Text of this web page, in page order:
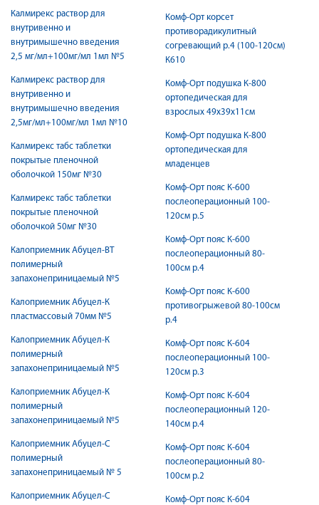
Калмирекс раствор для
внутривенно и
внутримышечно введения
2,5 мг/мл+100мг/мл 1мл №5
Калмирекс раствор для
внутривенно и
внутримышечно введения
2,5мг/мл+100мг/мл 1мл №10
Калмирекс табс таблетки
покрытые пленочной
оболочкой 150мг №30
Калмирекс табс таблетки
покрытые пленочной
оболочкой 50мг №30
Калоприемник Абуцел-ВТ
полимерный
запахонеприницаемый №5
Калоприемник Абуцел-К
пластмассовый 70мм №5
Калоприемник Абуцел-К
полимерный
запахонеприницаемый №5
Калоприемник Абуцел-К
полимерный
запахонеприницаемый №5
Калоприемник Абуцел-С
полимерный
запахонеприницаемый № 5
Калоприемник Абуцел-С
Комф-Орт корсет
противорадикулитный
согревающий р.4 (100-120см)
К610
Комф-Орт подушка К-800
ортопедическая для
взрослых 49х39х11см
Комф-Орт подушка К-800
ортопедическая для
младенцев
Комф-Орт пояс К-600
послеоперационный 100-
120см р.5
Комф-Орт пояс К-600
послеоперационный 80-
100см р.4
Комф-Орт пояс К-600
противогрыжевой 80-100см
р.4
Комф-Орт пояс К-604
послеоперационный 100-
120см р.3
Комф-Орт пояс К-604
послеоперационный 120-
140см р.4
Комф-Орт пояс К-604
послеоперационный 80-
100см р.2
Комф-Орт пояс К-604